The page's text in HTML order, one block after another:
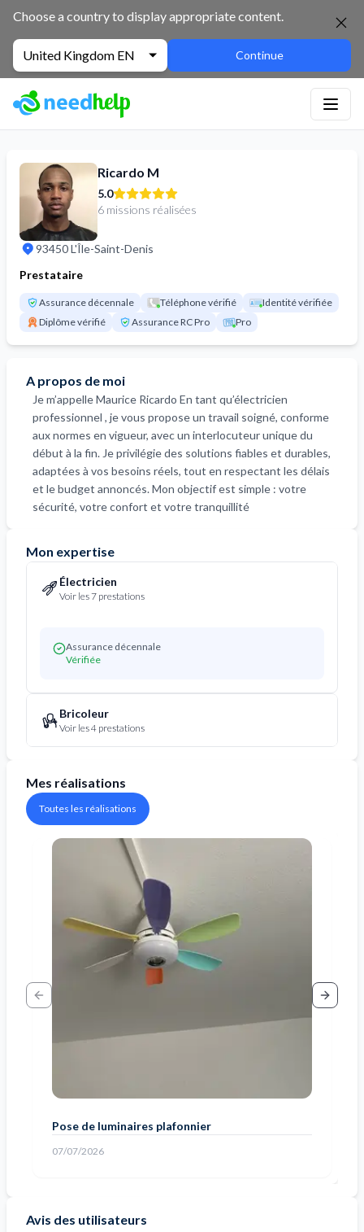
Choose a country to display appropriate content.
United Kingdom EN Continue
Ricardo M
5.0
6 missions réalisées
93450 L'Île-Saint-Denis
Prestataire
Assurance décennale Téléphone vérifié
Identité vérifiée
Diplôme vérifié
Assurance RC Pro Pro
A propos de moi
Je m’appelle Maurice Ricardo En tant qu’électricien
professionnel , je vous propose un travail soigné, conforme
aux normes en vigueur, avec un interlocuteur unique du
début à la fin. Je privilégie des solutions fiables et durables,
adaptées à vos besoins réels, tout en respectant les délais
et le budget annoncés. Mon objectif est simple : votre
sécurité, votre confort et votre tranquillité
Mon expertise
Électricien
Voir les 7 prestations
Assurance décennale
Vérifiée
Bricoleur
Voir les 4 prestations
Mes réalisations
Toutes les réalisations
Pose de luminaires plafonnier
07/07/2026
Previous slide Next
Avis des utilisateurs
NeedHelp : site de jobbing et de services entre particuliers